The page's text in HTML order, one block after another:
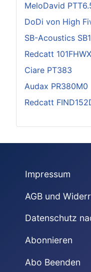
MeloDavid
DoDi von High
SB-Acoustics
Redcatt
Ciare PT383
Audax PR380M0
Redcatt
Impressum
AGB und
Datenschutz
Abonnieren
Abo Beenden